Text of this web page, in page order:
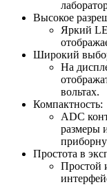
Высокое
Яркий
Широкий
На
вольтах.
Компактность:
ADC
размеры
Простота в
Простой